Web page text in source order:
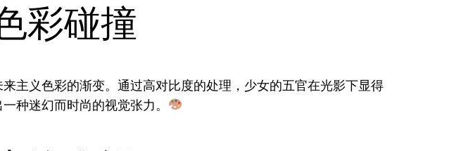
彩碰撞
主义色彩的渐变。通过高对比度的处理，少女的五官在光影下显得
种迷幻而时尚的视觉张力。